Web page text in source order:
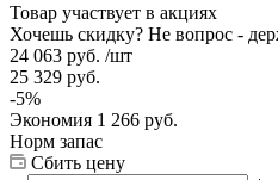
Товар участвует в акциях
Хочешь скидку? Не вопрос -
24 063 руб. /шт
25 329 руб.
-5%
Экономия 1 266 руб.
Норм запас
Сбить цену